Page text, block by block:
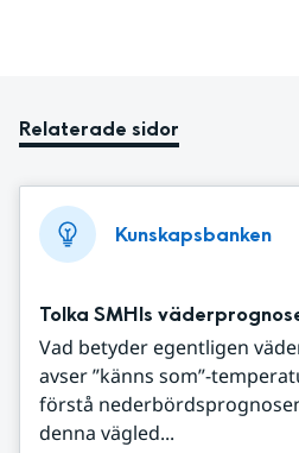
Relaterade sidor
Kunskapsbanken
Tolka SMHIs
Vad betyder egentligen
avser ”känns som”-
förstå
denna vägled...